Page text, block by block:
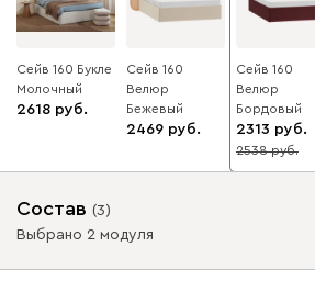
Сейв 160 Букле
Молочный
2618
Сейв 160
Велюр
Бежевый
2469
Сейв 160
Велюр
Бордовый
2313
9
2538
Состав (3)
Выбрано 2 модуля